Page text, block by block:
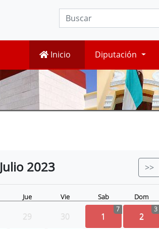
Inicio Diputación
Julio 2023 >>
Jue Vie Sab Dom
29 30 1
7
2
3